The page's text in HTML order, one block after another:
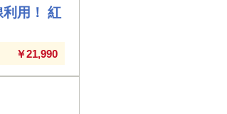
利用！ 紅
￥21,990